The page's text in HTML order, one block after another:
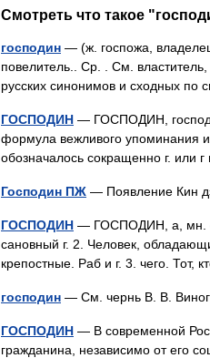
Смотреть что такое
господин — (ж. госпожа,
повелитель.. Ср. . См.
русских синонимов и сходных
ГОСПОДИН — ГОСПОДИН,
формула вежливого упоминания
обозначалось сокращенно г.
Господин ПЖ — Появление Кин
ГОСПОДИН — ГОСПОДИН, а, мн.
сановный г. 2. Человек,
крепостные. Раб и г. 3. чего.
господин — См. чернь В. В.
ГОСПОДИН — В современной
гражданина, независимо от его